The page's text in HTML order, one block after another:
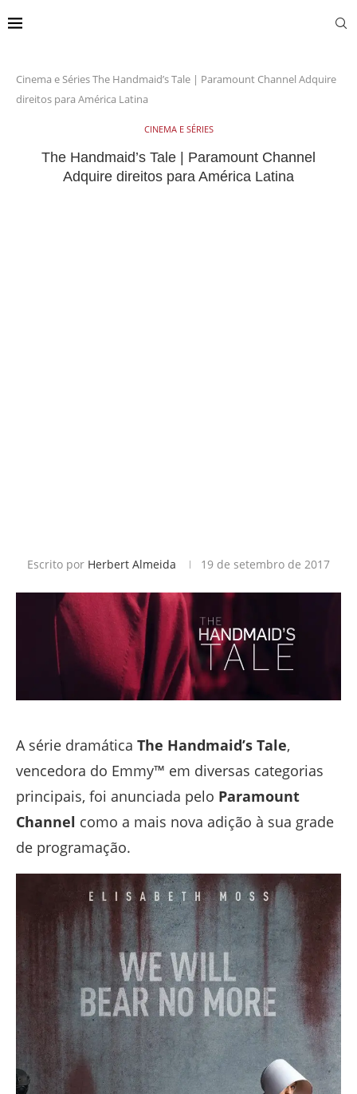
Cinema e SériesThe Handmaid’s Tale | Paramount Channel Adquire
direitos para América Latina
CINEMA E SÉRIES
The Handmaid’s Tale | Paramount Channel
Adquire direitos para América Latina
Escrito por Herbert Almeida 19 de setembro de 2017
A série dramática The Handmaid’s Tale,
vencedora do Emmy™ em diversas categorias
principais, foi anunciada pelo Paramount
Channel como a mais nova adição à sua grade
de programação.